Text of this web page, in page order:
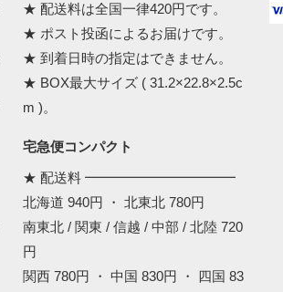
★ 配送料は全国一律420円です。
★ ポスト投函によるお届けです。
★ 到着日時の指定はできません。
★ BOX最大サイズ ( 31.2×22.8×2.5c
m )。
宅急便コンパクト
★ 配送料 ━━━━━━━━━━━
北海道 940円 ・ 北東北 780円
南東北 / 関東 / 信越 / 中部 / 北陸 720
円
関西 780円 ・ 中国 830円 ・ 四国 83